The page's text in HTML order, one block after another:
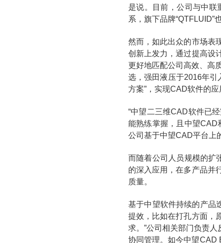
是说。目前，公司与中联
系，旗下品牌“QTFLUID”
然而，如此出众的市场表
创新上发力，通过提高设
更好地匹配公司高效、高
选，强田液压于2016年引
方案”，实现CAD软件的
“中望二三维CAD软件已
能熟练掌握，且中望CAD
公司基于中望CAD平台上
而随着公司人员规模的扩
的深入应用，在多产品并
质量。
基于中望软件持续的产品
提效，比如在打孔方面，
求。”公司相关部门负责
协同管理。如今中望CAD